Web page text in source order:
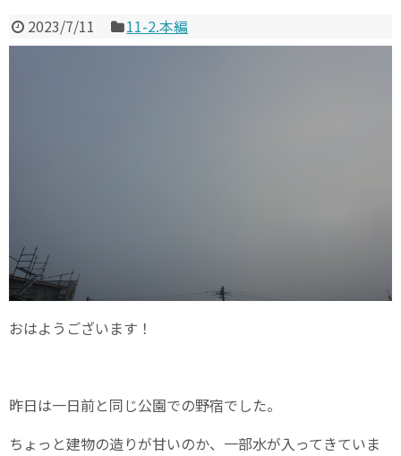
2023/7/11 11-2.本編
おはようございます！
昨日は一日前と同じ公園での野宿でした。
ちょっと建物の造りが甘いのか、一部水が入ってきていま